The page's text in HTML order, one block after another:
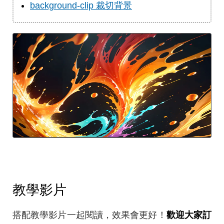
background-clip 裁切背景
教學影片
搭配教學影片一起閱讀，效果會更好！ 歡迎大家訂